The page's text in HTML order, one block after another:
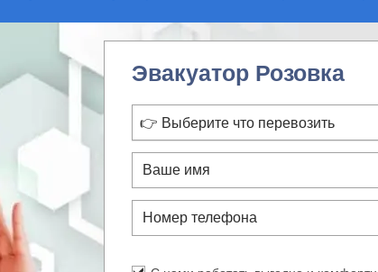
Эвакуатор Розовка
👉 Выберите что перевозить